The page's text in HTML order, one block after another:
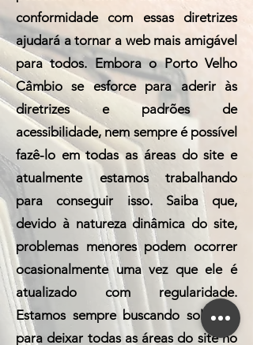
conformidade com essas diretrizes
ajudará a tornar a web mais amigável
para todos. Embora o Porto Velho
Câmbio se esforce para aderir às
diretrizes e padrões de
acessibilidade, nem sempre é possível
fazê-lo em todas as áreas do site e
atualmente estamos trabalhando
para conseguir isso. Saiba que,
devido à natureza dinâmica do site,
problemas menores podem ocorrer
ocasionalmente uma vez que ele é
atualizado com regularidade.
Estamos sempre buscando soluções
para deixar todas as áreas do site no